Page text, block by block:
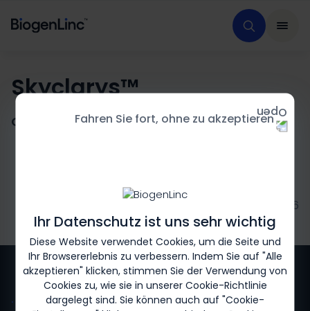
Ihr Datenschutz ist uns sehr wichtig
Diese Website verwendet Cookies, um die Seite und
Ihr Browsererlebnis zu verbessern. Indem Sie auf "Alle
akzeptieren" klicken, stimmen Sie der Verwendung von
Cookies zu, wie sie in unserer Cookie-Richtlinie
dargelegt sind. Sie können auch auf "Cookie-
Fahren Sie fort, ohne zu akzeptieren
Skyclarys™
Omaveloxolon, 50 mg Hartkapseln
Biogen-236658 Stand 07/2026